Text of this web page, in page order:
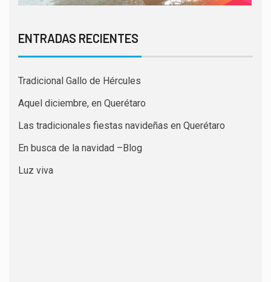
ENTRADAS RECIENTES
Tradicional Gallo de Hércules
Aquel diciembre, en Querétaro
Las tradicionales fiestas navideñas en Querétaro
En busca de la navidad –Blog
Luz viva